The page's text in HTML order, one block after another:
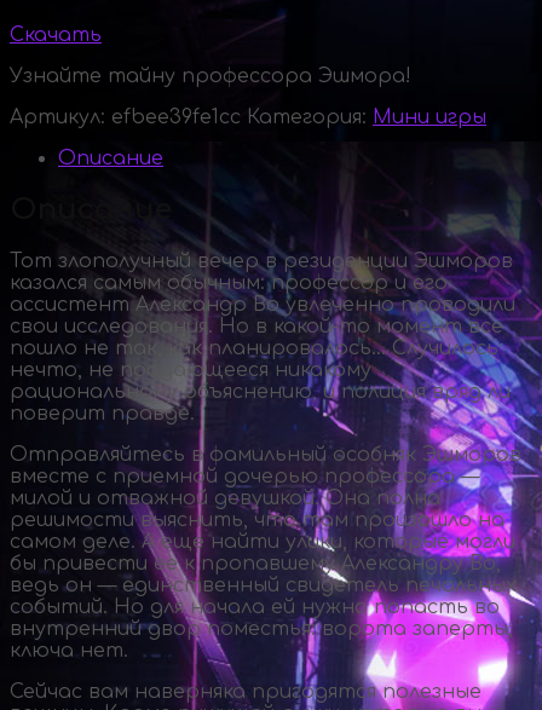
Скачать
Узнайте тайну профессора Эшмора!
Артикул: efbee39fe1cc Категория: Мини игры
Описание
Тот злополучный вечер в резиденции Эшморов
казался самым обычным: профессор и его
ассистент Александр Во увлеченно проводили
свои исследования. Но в какой-то момент все
пошло не так, как планировалось… Случилось
нечто, не поддающееся никакому
рациональному объяснению, и полиция вряд ли
поверит правде.
Отправляйтесь в фамильный особняк Эшморов
вместе с приемной дочерью профессора —
милой и отважной девушкой. Она полна
решимости выяснить, что там произошло на
самом деле. А еще найти улики, которые могли
бы привести ее к пропавшему Александру Во,
ведь он — единственный свидетель печальных
событий. Но для начала ей нужно попасть во
внутренний двор поместья: ворота заперты,
ключа нет.
Сейчас вам наверняка пригодятся полезные